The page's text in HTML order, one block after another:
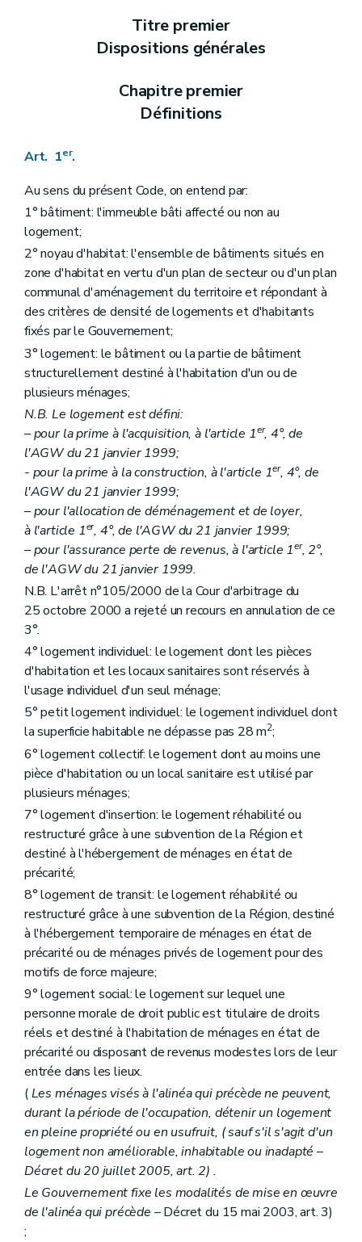
Art. 13
Art. 13bis
Section première Des opérations subsidiables
Art. 14
Art. 20
Art. 21
Section 2
Art. 23
Section 3 Des conditions d'octroi et de calcul des aides
Art. 24
Art. 25
Section 4 De la procédure
Art. 26
Art. 27
Art. 28
Chapitre III Des aides aux personnes morales autres que les sociétés de logement de service public
Section première
Sous-section première
Art. 29
Art. 30
Art. 31
Art. 32
Art. 33
Art.33bis
Art. 34
Art. 34bis
Sous-section 2 Des conditions d'octroi et du calcul des aides
Art. 35
Art. 36
Art. 37
Art. 38
Sous-section 3
Art. 40 et 41
Art. 42
Art. 43
Section 2 Des aides à l'équipement d'ensembles de logements
Sous-section première Des aides à l'équipement
Art. 44
Art. 45
Art. 46
Sous-section 2 Des conditions d'octroi et du calcul des aides
Art. 47
Art. 48
Art. 49
Art. 50
Sous-section 3 De la procédure
Art. 53
Chapitre IV Des aides aux sociétés de logement de service public
Section première Des aides au logement
Sous-section première
Des catégories d'aide
Art. 54
Art. 55
Art. 56
Art. 57
Art. 58
Art. 59
Art. 59bis
Art.59
Sous-section 2
Des conditions d'octroi et du calcul des aides
Art. 60
Art. 61
Art. 62
Art. 63
Sous-section 3 De la procédure
Art. 64
Art. 65
Art. 66
Art. 67
Titre premier
Dispositions générales
Chapitre premier
Définitions
Art. 1er.
Au sens du présent Code, on entend par:
1° bâtiment: l'immeuble bâti affecté ou non au
logement;
2° noyau d'habitat: l'ensemble de bâtiments situés en
zone d'habitat en vertu d'un plan de secteur ou d'un plan
communal d'aménagement du territoire et répondant à
des critères de densité de logements et d'habitants
fixés par le Gouvernement;
3° logement: le bâtiment ou la partie de bâtiment
structurellement destiné à l'habitation d'un ou de
plusieurs ménages;
N.B. Le logement est défini:
– pour la prime à l'acquisition, à l'article 1er, 4°, de
l'AGW du 21 janvier 1999;
- pour la prime à la construction, à l'article 1er, 4°, de
l'AGW du 21 janvier 1999;
– pour l'allocation de déménagement et de loyer,
à l'article 1er, 4°, de l'AGW du 21 janvier 1999;
– pour l'assurance perte de revenus, à l'article 1er, 2°,
de l'AGW du 21 janvier 1999.
N.B. L'arrêt n°105/2000 de la Cour d'arbitrage du
25 octobre 2000 a rejeté un recours en annulation de ce
3°.
4° logement individuel: le logement dont les pièces
d'habitation et les locaux sanitaires sont réservés à
l'usage individuel d'un seul ménage;
5° petit logement individuel: le logement individuel dont
la superficie habitable ne dépasse pas 28 m2;
6° logement collectif: le logement dont au moins une
pièce d'habitation ou un local sanitaire est utilisé par
plusieurs ménages;
7° logement d'insertion: le logement réhabilité ou
restructuré grâce à une subvention de la Région et
destiné à l'hébergement de ménages en état de
précarité;
8° logement de transit: le logement réhabilité ou
restructuré grâce à une subvention de la Région, destiné
à l'hébergement temporaire de ménages en état de
précarité ou de ménages privés de logement pour des
motifs de force majeure;
9° logement social: le logement sur lequel une
personne morale de droit public est titulaire de droits
réels et destiné à l'habitation de ménages en état de
précarité ou disposant de revenus modestes lors de leur
entrée dans les lieux.
(Les ménages visés à l'alinéa qui précède ne peuvent,
durant la période de l'occupation, détenir un logement
en pleine propriété ou en usufruit, (sauf s'il s'agit d'un
logement non améliorable, inhabitable ou inadapté –
Décret du 20 juillet 2005, art. 2) .
Le Gouvernement fixe les modalités de mise en œuvre
de l'alinéa qui précède – Décret du 15 mai 2003, art. 3)
;